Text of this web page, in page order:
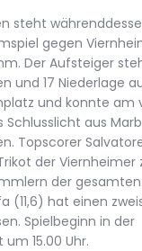
steht
gegen
Der Aufsteiger
und 17 Niederlage
und konnte am
Schlusslicht aus
Topscorer
der Viernheimer
der gesamten
(11,6) hat einen
Spielbeginn in der
15.00 Uhr.